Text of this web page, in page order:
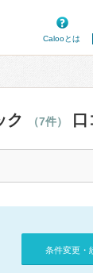
Calooとは
ク （7件）
条件変更・